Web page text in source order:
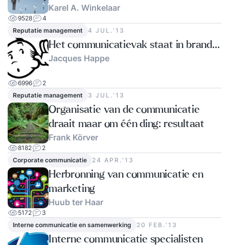
Karel A. Winkelaar
9528
4
Reputatie management
4 JUL.‘13
Het communicatievak staat in brand...
Jacques Happe
6996
2
Reputatie management
3 JUL.‘13
Organisatie van de communicatie
draait maar om één ding: resultaat
Frank Körver
8182
2
Corporate communicatie
24 APR.‘13
Herbronning van communicatie en
marketing
Huub ter Haar
5172
3
Interne communicatie en samenwerking
20 FEB.‘13
Interne communicatie specialisten